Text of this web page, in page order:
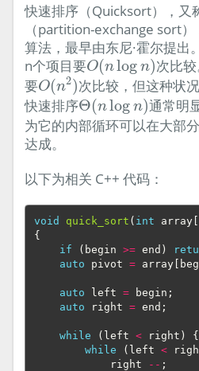
快速排序（Quicksort），又
（partition-exchange sort
算法，最早由东尼·霍尔提出
n个项目要O(nlog n)
O(nlogn) 次比
要O(n2)
O(n2)次比较，但这种状
快速排序Θ(nlog n)
Θ(nlogn) 通常明
为它的内部循环可以在大部
达成。
以下为相关 C++ 代码：
void quick_sort ( int array
{
if
( begin >= end )
auto
pivot = array
auto left = begin ;
auto
right = end ;
while ( left < right )
{
while
( left <
right
-- ;